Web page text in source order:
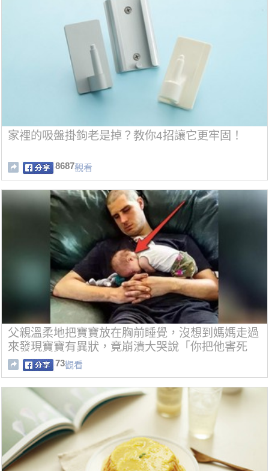
家裡的吸盤掛鉤老是掉？教你4招讓它更牢固！
8687觀看
父親溫柔地把寶寶放在胸前睡覺，沒想到媽媽走過
來發現寶寶有異狀，竟崩潰大哭說「你把他害死
了！」
73觀看